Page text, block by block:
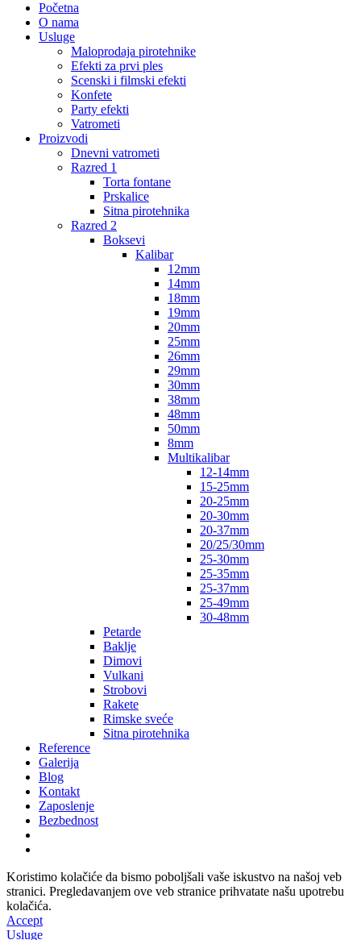
Početna
O nama
Usluge
Maloprodaja pirotehnike
Efekti za prvi ples
Scenski i filmski efekti
Konfete
Party efekti
Vatrometi
Proizvodi
Dnevni vatrometi
Razred 1
Torta fontane
Prskalice
Sitna pirotehnika
Razred 2
Boksevi
Kalibar
12mm
14mm
18mm
19mm
20mm
25mm
26mm
29mm
30mm
38mm
48mm
50mm
8mm
Multikalibar
12-14mm
15-25mm
20-25mm
20-30mm
20-37mm
20/25/30mm
25-30mm
25-35mm
25-37mm
25-49mm
30-48mm
Petarde
Baklje
Dimovi
Vulkani
Strobovi
Rakete
Rimske sveće
Sitna pirotehnika
Reference
Galerija
Blog
Kontakt
Zaposlenje
Bezbednost
Koristimo kolačiće da bismo poboljšali vaše iskustvo na našoj veb
stranici. Pregledavanjem ove veb stranice prihvatate našu upotrebu
kolačića.
Accept
Usluge